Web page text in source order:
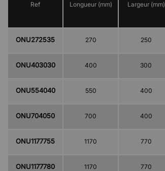
Ref Longueur (mm) Largeur (mm)
ONU272535 270 250
ONU403030 400 300
ONU554040 550 400
ONU704050 700 400
ONU1177755 1170 770
ONU1177780 1170 770